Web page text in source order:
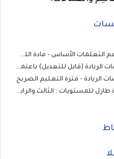
اللغة الفرنسية للمستوى الخامس والسادس
التخصص من المستوى الثاني إلى السادس ابتدائي
الريادة - فترة التعليم الصريح
: الثالث والرابع والخامس والسادس